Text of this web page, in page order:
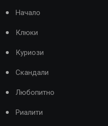
Начало
Клюки
Куриози
Скандали
Любопитно
Риалити